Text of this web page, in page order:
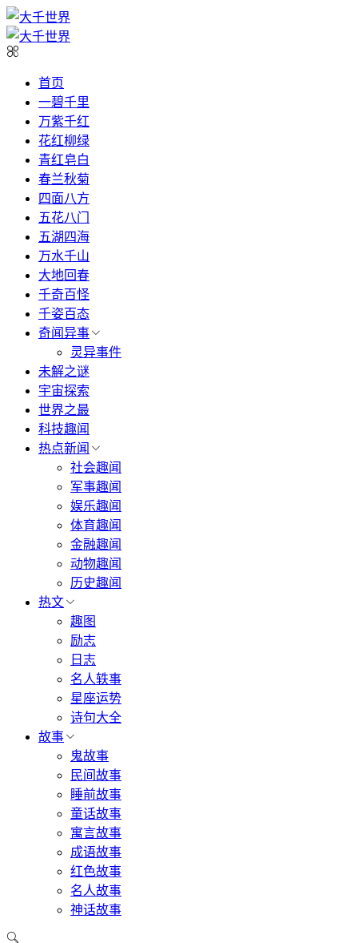
首页
一碧千里
万紫千红
花红柳绿
青红皂白
春兰秋菊
四面八方
五花八门
五湖四海
万水千山
大地回春
千奇百怪
千姿百态
奇闻异事
灵异事件
未解之谜
宇宙探索
世界之最
科技趣闻
热点新闻
社会趣闻
军事趣闻
娱乐趣闻
体育趣闻
金融趣闻
动物趣闻
历史趣闻
热文
趣图
励志
日志
名人轶事
星座运势
诗句大全
故事
鬼故事
民间故事
睡前故事
童话故事
寓言故事
成语故事
红色故事
名人故事
神话故事